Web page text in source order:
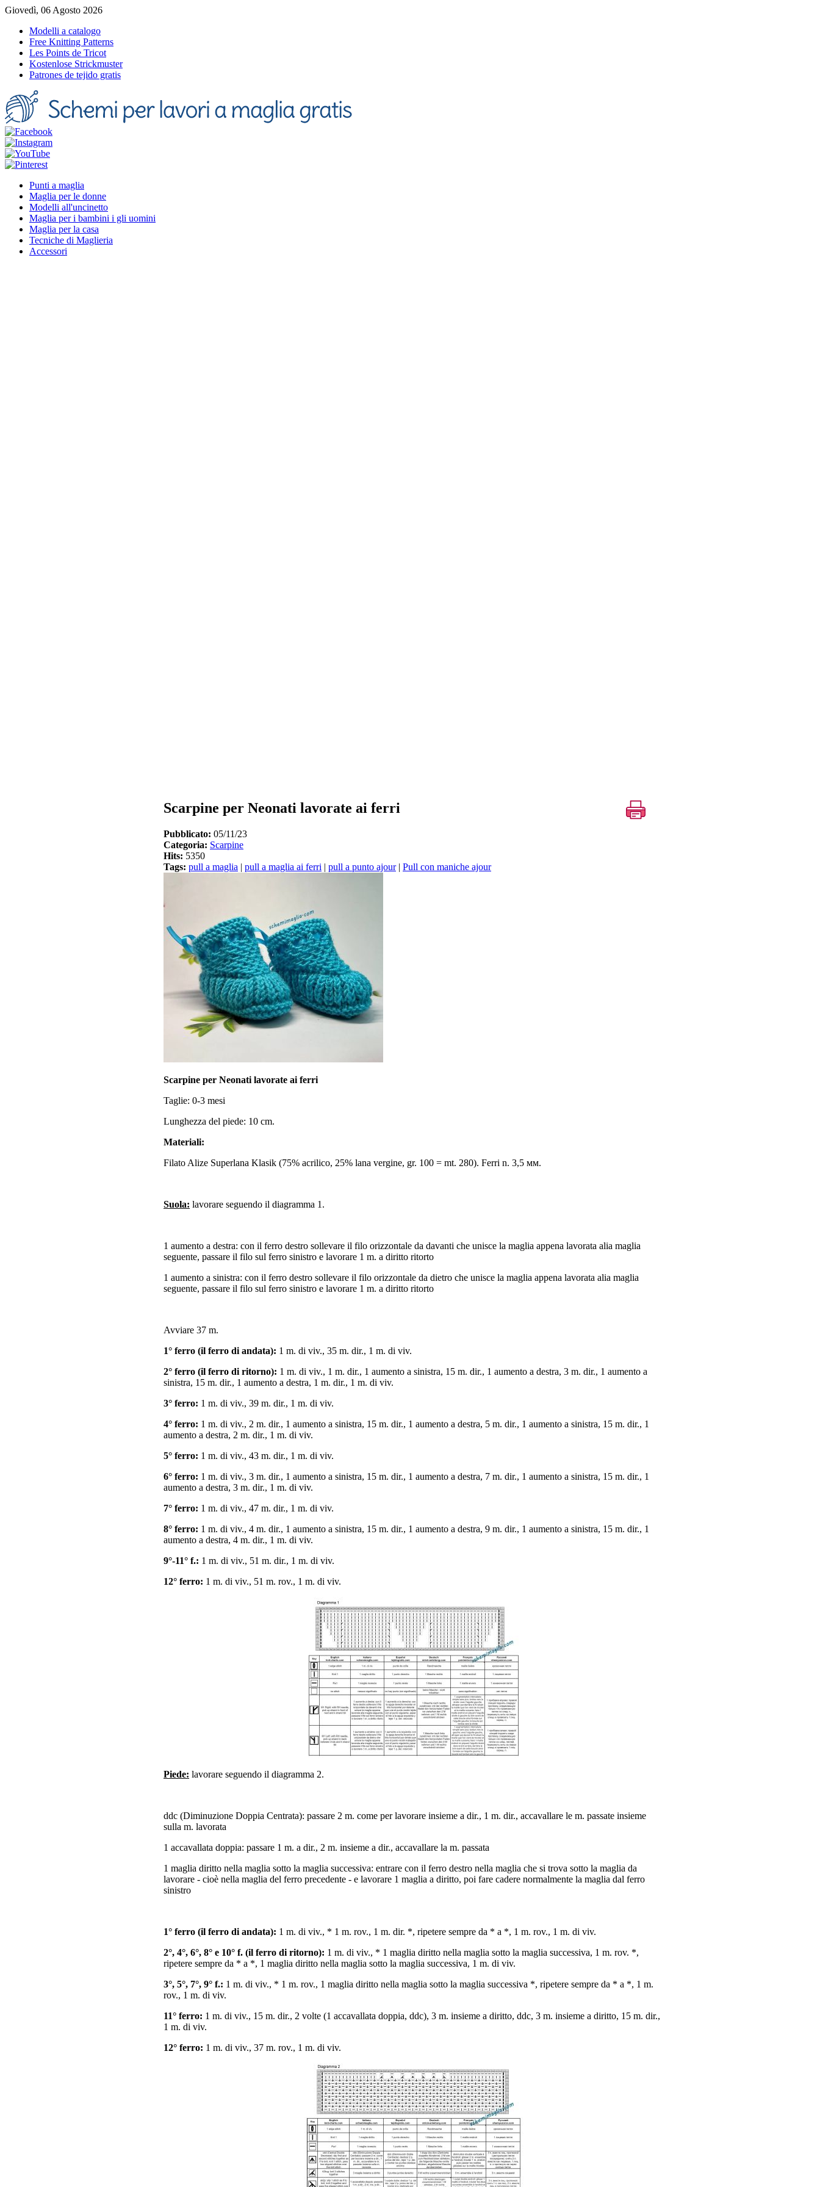
Giovedì, 06 Agosto 2026
Modelli a catalogo
Free Knitting Patterns
Les Points de Tricot
Kostenlose Strickmuster
Patrones de tejido gratis
Punti a maglia
Maglia per le donne
Modelli all'uncinetto
Maglia per i bambini i gli uomini
Maglia per la casa
Tecniche di Maglieria
Accessori
Scarpine per Neonati lavorate ai ferri
Pubblicato: 05/11/23
Categoria: Scarpine
Hits: 5350
Tags: pull a maglia | pull a maglia ai ferri | pull a punto ajour| Pull con maniche ajour
Scarpine per Neonati lavorate ai ferri
Taglie: 0-3 mesi
Lunghezza del piede: 10 cm.
Materiali:
Filato Alize Superlana Klasik (75% acrilico, 25% lana vergine, gr. 100 = mt. 280). Ferri n. 3,5 мм.
Suola: lavorare seguendo il diagramma 1.
1 aumento a destra: con il ferro destro sollevare il filo orizzontale da davanti che unisce la maglia appena lavorata alia maglia
seguente, passare il filo sul ferro sinistro e lavorare 1 m. a diritto ritorto
1 aumento a sinistra: con il ferro destro sollevare il filo orizzontale da dietro che unisce la maglia appena lavorata alia maglia
seguente, passare il filo sul ferro sinistro e lavorare 1 m. a diritto ritorto
Avviare 37 m.
1° ferro (il ferro di andata): 1 m. di viv., 35 m. dir., 1 m. di viv.
2° ferro (il ferro di ritorno): 1 m. di viv., 1 m. dir., 1 aumento a sinistra, 15 m. dir., 1 aumento a destra, 3 m. dir., 1 aumento a
sinistra, 15 m. dir., 1 aumento a destra, 1 m. dir., 1 m. di viv.
3° ferro: 1 m. di viv., 39 m. dir., 1 m. di viv.
4° ferro: 1 m. di viv., 2 m. dir., 1 aumento a sinistra, 15 m. dir., 1 aumento a destra, 5 m. dir., 1 aumento a sinistra, 15 m. dir., 1
aumento a destra, 2 m. dir., 1 m. di viv.
5° ferro: 1 m. di viv., 43 m. dir., 1 m. di viv.
6° ferro: 1 m. di viv., 3 m. dir., 1 aumento a sinistra, 15 m. dir., 1 aumento a destra, 7 m. dir., 1 aumento a sinistra, 15 m. dir., 1
aumento a destra, 3 m. dir., 1 m. di viv.
7° ferro: 1 m. di viv., 47 m. dir., 1 m. di viv.
8° ferro: 1 m. di viv., 4 m. dir., 1 aumento a sinistra, 15 m. dir., 1 aumento a destra, 9 m. dir., 1 aumento a sinistra, 15 m. dir., 1
aumento a destra, 4 m. dir., 1 m. di viv.
9°-11° f.: 1 m. di viv., 51 m. dir., 1 m. di viv.
12° ferro: 1 m. di viv., 51 m. rov., 1 m. di viv.
Piede: lavorare seguendo il diagramma 2.
ddc (Diminuzione Doppia Centrata): passare 2 m. come per lavorare insieme a dir., 1 m. dir., accavallare le m. passate insieme
sulla m. lavorata
1 accavallata doppia: passare 1 m. a dir., 2 m. insieme a dir., accavallare la m. passata
1 maglia diritto nella maglia sotto la maglia successiva: entrare con il ferro destro nella maglia che si trova sotto la maglia da
lavorare - cioè nella maglia del ferro precedente - e lavorare 1 maglia a diritto, poi fare cadere normalmente la maglia dal ferro
sinistro
1° ferro (il ferro di andata): 1 m. di viv., * 1 m. rov., 1 m. dir. *, ripetere sempre da * a *, 1 m. rov., 1 m. di viv.
2°, 4°, 6°, 8° e 10° f. (il ferro di ritorno): 1 m. di viv., * 1 maglia diritto nella maglia sotto la maglia successiva, 1 m. rov. *,
ripetere sempre da * a *, 1 maglia diritto nella maglia sotto la maglia successiva, 1 m. di viv.
3°, 5°, 7°, 9° f.: 1 m. di viv., * 1 m. rov., 1 maglia diritto nella maglia sotto la maglia successiva *, ripetere sempre da * a *, 1 m.
rov., 1 m. di viv.
11° ferro: 1 m. di viv., 15 m. dir., 2 volte (1 accavallata doppia, ddc), 3 m. insieme a diritto, ddc, 3 m. insieme a diritto, 15 m. dir.,
1 m. di viv.
12° ferro: 1 m. di viv., 37 m. rov., 1 m. di viv.